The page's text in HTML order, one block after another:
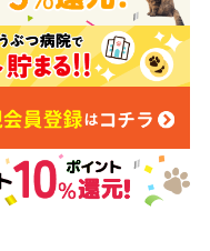
キャットフード
服・おさんぽ用品